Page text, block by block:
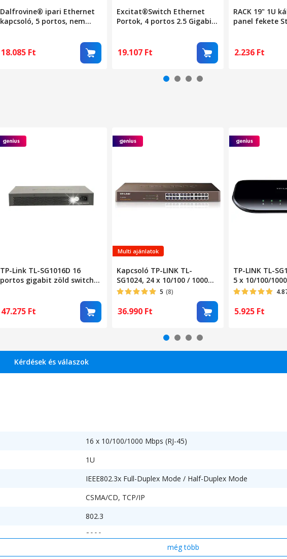
Dalfrovine® ipari Ethernet
kapcsoló, 5 portos, nem
sínre szerelhető, 10Gbps,
IP40, szélesített
hőmérséklet-tartomány
18.085 Ft
Excitat®Switch Ethernet
Portok, 4 portos 2.5 Gigabit,
jelzőfények, Fekete
19.107 Ft
RACK 19" 1U
panel fekete
2.236 Ft
TP-Link TL-SG1016D 16
portos gigabit zöld switch
47.275 Ft
Multi ajánlatok
Kapcsoló TP-LINK TL-
SG1024, 24 x 10/100 / 1000
Mbps, rackbe szerelhető 1U
5 (8)
36.990 Ft
TP-LINK TL-
5 x 10/100/
5.925 Ft
Kérdések és válaszok
16 x 10/100/1000 Mbps (RJ-45)
1U
IEEE802.3x Full-Duplex Mode / Half-Duplex Mode
CSMA/CD, TCP/IP
802.3
8000
10Base-T: UTP kategoria 3, 4, 5 kábel (maximum 100m)
még több